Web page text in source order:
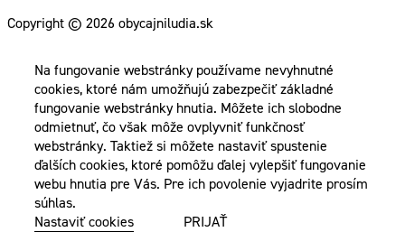
Copyright © 2026 obycajniludia.sk
Na fungovanie webstránky používame nevyhnutné
cookies, ktoré nám umožňujú zabezpečiť základné
fungovanie webstránky hnutia. Môžete ich slobodne
odmietnuť, čo však môže ovplyvniť funkčnosť
webstránky. Taktiež si môžete nastaviť spustenie
ďalších cookies, ktoré pomôžu ďalej vylepšiť fungovanie
webu hnutia pre Vás. Pre ich povolenie vyjadrite prosím
súhlas.
Nastaviť cookies
PRIJAŤ